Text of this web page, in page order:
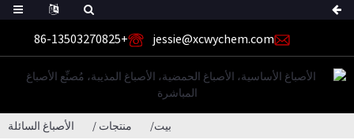
jessie@xcwychem.com
+86-13503270825
بيت منتجات الأصباغ السائلة